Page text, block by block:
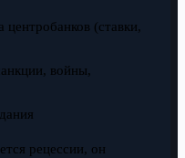
(ставки,
войны,
рецессии, он